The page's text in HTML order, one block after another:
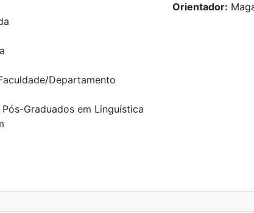
Departamento
Graduados em Linguística
Orientador: